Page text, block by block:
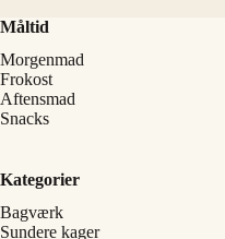
Måltid
Morgenmad
Frokost
Aftensmad
Snacks
Kategorier
Bagværk
Sundere kager